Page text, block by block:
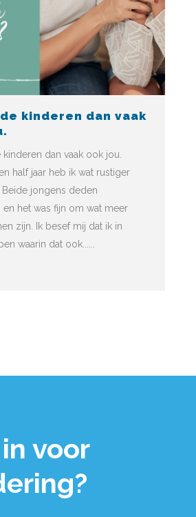
kinderen dan vaak
kinderen dan vaak ook jou.
half jaar heb ik wat rustiger
Beide jongens deden
en het was fijn om wat meer
zijn. Ik besef mij dat ik in
waarin dat ook......
voor